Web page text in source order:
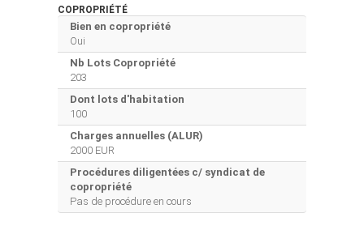
COPROPRIÉTÉ
Bien en copropriété
Oui
Nb Lots Copropriété
203
Dont lots d'habitation
100
Charges annuelles (ALUR)
2000 EUR
Procédures diligentées c/ syndicat de
copropriété
Pas de procédure en cours